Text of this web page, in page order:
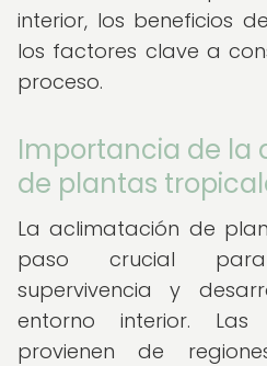
interior, los beneficios
los factores clave a
proceso.
Importancia de la
de plantas
La aclimatación de
paso crucial
supervivencia y
entorno interior. Las
provienen de